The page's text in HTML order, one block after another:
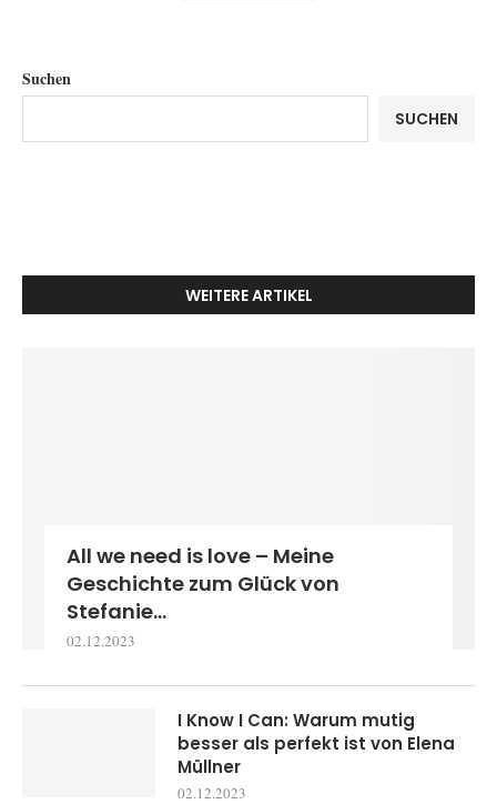
Suchen
SUCHEN
WEITERE ARTIKEL
All we need is love – Meine
Geschichte zum Glück von
Stefanie...
02.12.2023
I Know I Can: Warum mutig
besser als perfekt ist von Elena
Müllner
02.12.2023